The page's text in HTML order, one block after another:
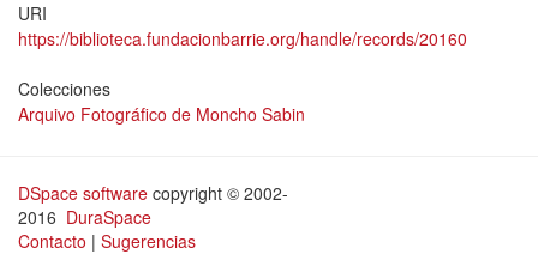
URI
https://biblioteca.fundacionbarrie.org/handle/records/20160
Colecciones
Arquivo Fotográfico de Moncho Sabin
DSpace software copyright © 2002-
2016 DuraSpace
Contacto | Sugerencias